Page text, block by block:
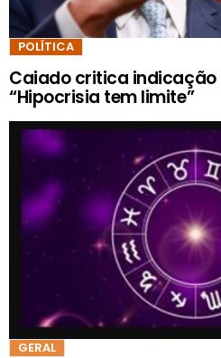
POLÍTICA
Caiado critica indicação
“Hipocrisia tem limite”
GERAL